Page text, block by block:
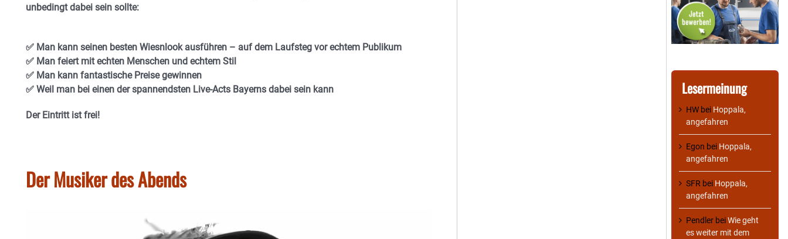
unbedingt dabei sein sollte:
✅ Man kann seinen besten Wiesnlook ausführen – auf dem Laufsteg vor echtem Publikum
✅ Man feiert mit echten Menschen und echtem Stil
✅ Man kann fantastische Preise gewinnen
✅ Weil man bei einen der spannendsten Live-Acts Bayerns dabei sein kann
Der Eintritt ist frei!
Der Musiker des Abends
Lesermeinung
HW bei Hoppala,
angefahren
Egon bei Hoppala,
angefahren
SFR bei Hoppala,
angefahren
Pendler beiWie geht
es weiter mit dem